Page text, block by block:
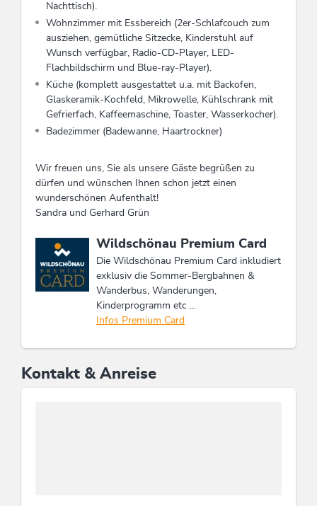
Nachttisch).
Wohnzimmer mit Essbereich (2er-Schlafcouch zum
ausziehen, gemütliche Sitzecke, Kinderstuhl auf
Wunsch verfügbar, Radio-CD-Player, LED-
Flachbildschirm und Blue-ray-Player).
Küche (komplett ausgestattet u.a. mit Backofen,
Glaskeramik-Kochfeld, Mikrowelle, Kühlschrank mit
Gefrierfach, Kaffeemaschine, Toaster, Wasserkocher).
Badezimmer (Badewanne, Haartrockner)
Wir freuen uns, Sie als unsere Gäste begrüßen zu
dürfen und wünschen Ihnen schon jetzt einen
wunderschönen Aufenthalt!
Sandra und Gerhard Grün
Diese Unterkunft ist Mitglied von
Wildschönau Premium Card
Die Wildschönau Premium Card inkludiert
exklusiv die Sommer-Bergbahnen &
Wanderbus, Wanderungen,
Kinderprogramm etc ...
Infos Premium Card
Kontakt & Anreise